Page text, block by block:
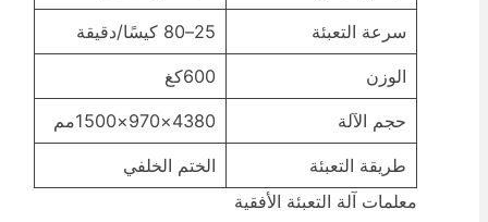
سرعة التعبئة
الوزن 600كغ
حجم الآلة 4380×970×1500مم
طريقة التعبئة
الختم الخلفي
معلمات آلة التعبئة الأفقية